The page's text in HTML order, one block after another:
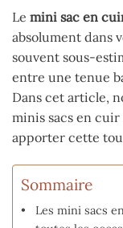
Le mini sac en
absolument dans
souvent sous-
entre une tenue
Dans cet article,
minis sacs en
apporter cette
Sommaire
Les mini sacs